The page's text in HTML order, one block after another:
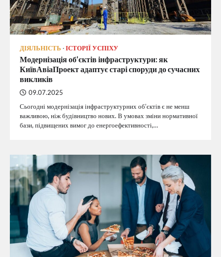
ДІЯЛЬНІСТЬ ІСТОРІЇ УСПІХУ
Модернізація об’єктів інфраструктури: як
КиївАвіаПроект адаптує старі споруди до сучасних
викликів
09.07.2025
Сьогодні модернізація інфраструктурних об’єктів є не менш
важливою, ніж будівництво нових. В умовах зміни нормативної
бази, підвищених вимог до енергоефективності,…